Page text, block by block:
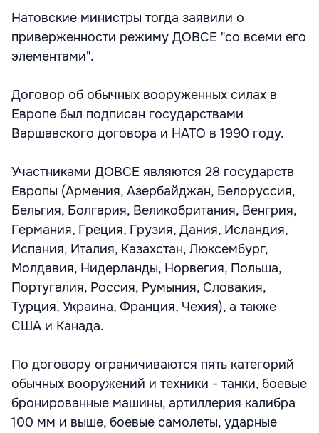
Натовские министры тогда заявили о
приверженности режиму ДОВСЕ "со всеми его
элементами".
Договор об обычных вооруженных силах в
Европе был подписан государствами
Варшавского договора и НАТО в 1990 году.
Участниками ДОВСЕ являются 28 государств
Европы (Армения, Азербайджан, Белоруссия,
Бельгия, Болгария, Великобритания, Венгрия,
Германия, Греция, Грузия, Дания, Исландия,
Испания, Италия, Казахстан, Люксембург,
Молдавия, Нидерланды, Норвегия, Польша,
Португалия, Россия, Румыния, Словакия,
Турция, Украина, Франция, Чехия), а также
США и Канада.
По договору ограничиваются пять категорий
обычных вооружений и техники - танки, боевые
бронированные машины, артиллерия калибра
100 мм и выше, боевые самолеты, ударные